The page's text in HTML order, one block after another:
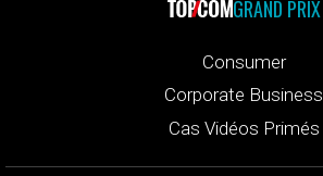
GRAND PRIX
Consumer
Corporate Business
Cas Vidéos Primés